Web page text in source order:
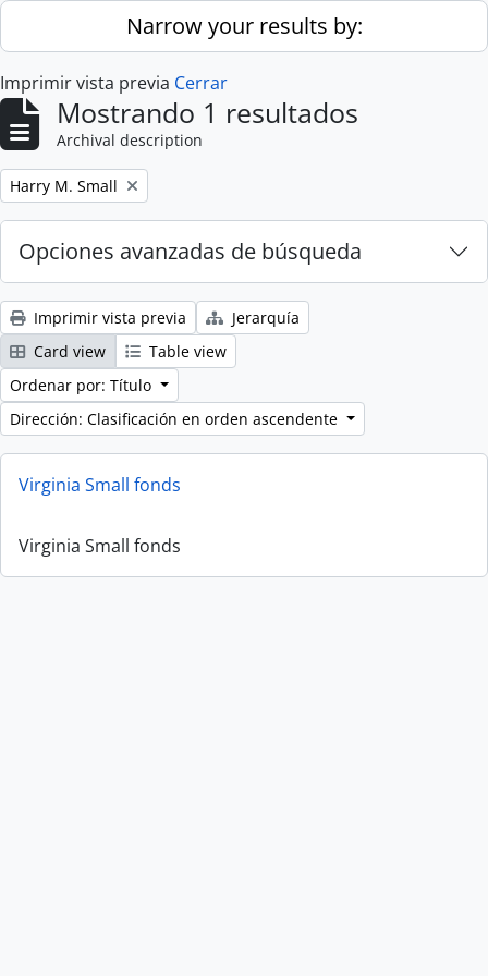
Skip to main contentNarrow your results by:
Imprimir vista previa Cerrar
Mostrando 1 resultados
Archival description
Remove filter:
Harry M. Small
Opciones avanzadas de búsqueda
Imprimir vista previa
Jerarquía
Card view
Table view
Ordenar por: Título
Dirección: Clasificación en orden ascendente
Virginia Small fonds
Virginia Small fonds